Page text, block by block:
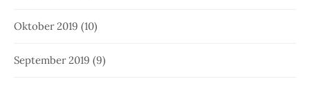
Oktober 2019 (10)
September 2019 (9)